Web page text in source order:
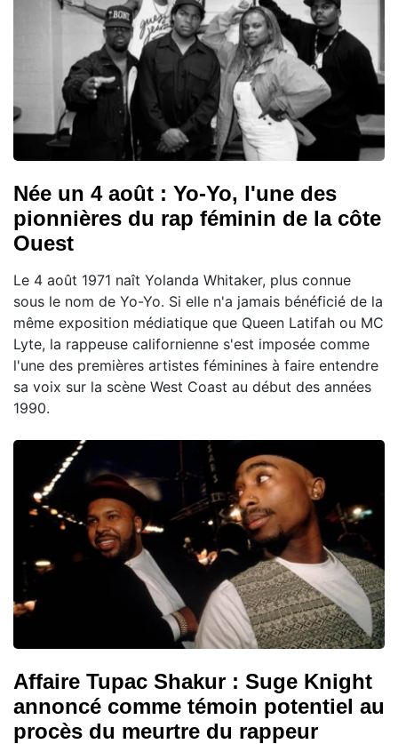
Née un 4 août : Yo-Yo, l'une des
pionnières du rap féminin de la côte
Ouest
Le 4 août 1971 naît Yolanda Whitaker, plus connue
sous le nom de Yo-Yo. Si elle n'a jamais bénéficié de la
même exposition médiatique que Queen Latifah ou MC
Lyte, la rappeuse californienne s'est imposée comme
l'une des premières artistes féminines à faire entendre
sa voix sur la scène West Coast au début des années
1990.
Affaire Tupac Shakur : Suge Knight
annoncé comme témoin potentiel au
procès du meurtre du rappeur